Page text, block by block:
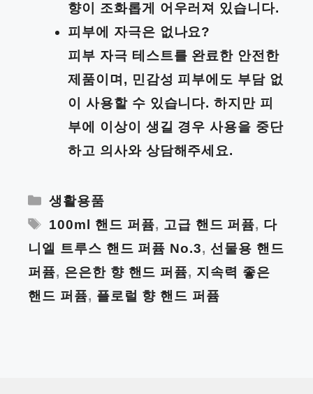
향이 조화롭게 어우러져 있습니다.
피부에 자극은 없나요?
피부 자극 테스트를 완료한 안전한
제품이며, 민감성 피부에도 부담 없
이 사용할 수 있습니다. 하지만 피
부에 이상이 생길 경우 사용을 중단
하고 의사와 상담해주세요.
Categories
생활용품
Tags
100ml 핸드 퍼퓸, 고급 핸드 퍼퓸, 다
니엘 트루스 핸드 퍼퓸 No.3,선물용 핸드
퍼퓸, 은은한 향 핸드 퍼퓸, 지속력 좋은
핸드 퍼퓸, 플로럴 향 핸드 퍼퓸